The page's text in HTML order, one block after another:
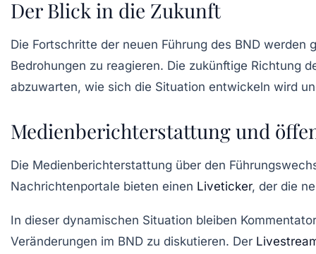
Der Blick in die Zukunft
Die Fortschritte der neuen Führung des BND
Bedrohungen zu reagieren. Die zukünftige Richtung
abzuwarten, wie sich die Situation entwickeln wird
Medienberichterstattung und
Die Medienberichterstattung über den
Nachrichtenportale bieten einen Liveticker, der die
In dieser dynamischen Situation bleiben
Veränderungen im BND zu diskutieren. Der